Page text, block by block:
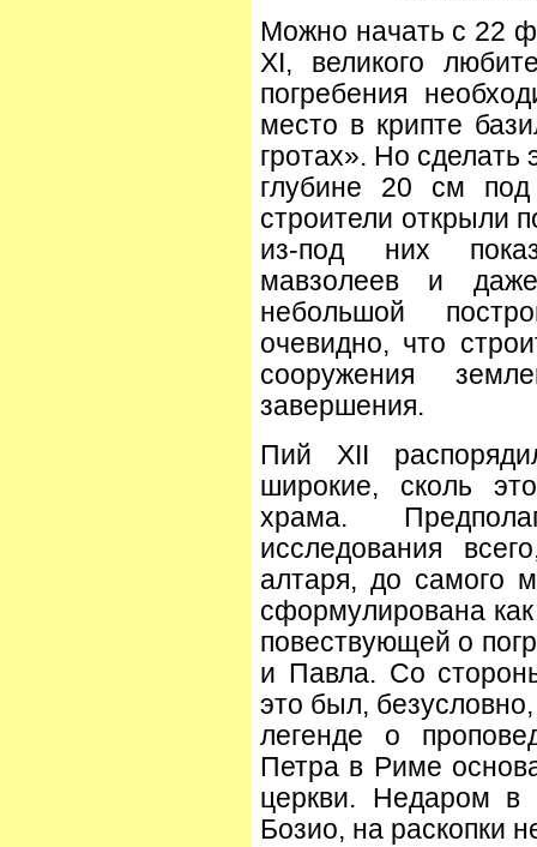
Можно начать с 22
XI, великого
погребения
место в крипте
гротах». Но сделать
глубине 20 см
строители открыли
из-под них
мавзолеев и
небольшой
очевидно, что
сооружения
завершения.
Пий XII
широкие, сколь
храма.
исследования
алтаря, до самого
сформулирована
повествующей о
и Павла. Со
это был,
легенде о
Петра в Риме
церкви. Недаром в
Бозио, на раскопки